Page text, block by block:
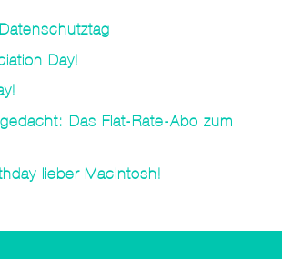
Day!
Das Flat-Rate-Abo zum
lieber Macintosh!